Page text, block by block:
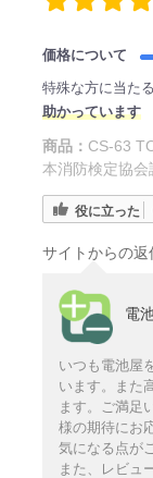
価格について
特殊な方に当た
助かっています
商品： CS-63
本消防検定協会
役に立った
サイトからの返
電
いつも電池屋
います。また
ます。ご満足
様の期待にお
気になる点が
また、レビュ